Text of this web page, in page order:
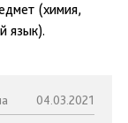
(химия,
язык).
04.03.2021